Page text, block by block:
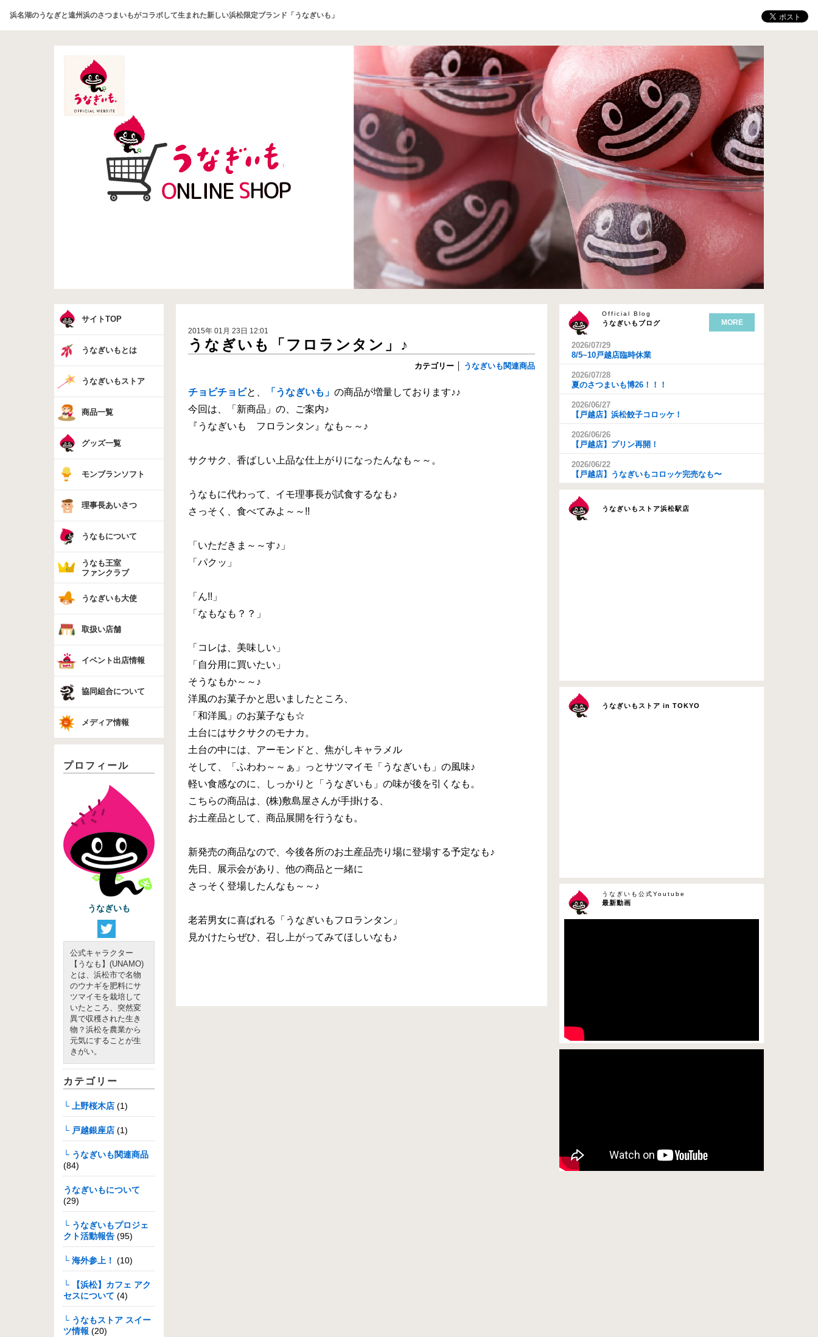
浜名湖のうなぎと遠州浜のさつまいもがコラボして生まれた新しい浜松限定ブランド「うなぎいも」
サイトTOP
うなぎいもとは
うなぎいもストア
商品一覧
グッズ一覧
モンブランソフト
理事長あいさつ
うなもについて
うなも王室
ファンクラブ
うなぎいも大使
取扱い店舗
イベント出店情報
協同組合について
メディア情報
プロフィール
うなぎいも
公式キャラクター
【うなも】(UNAMO)
とは、浜松市で名物
のウナギを肥料にサ
ツマイモを栽培して
いたところ、突然変
異で収穫された生き
物？浜松を農業から
元気にすることが生
きがい。
カテゴリー
└ 上野桜木店 (1)
└ 戸越銀座店 (1)
└ うなぎいも関連商品
(84)
うなぎいもについて
(29)
└ うなぎいもプロジェ
クト活動報告 (95)
└ 海外参上！ (10)
└ 【浜松】カフェ アク
セスについて (4)
└ うなもストア スイー
ツ情報 (20)
2015年 01月 23日 12:01
うなぎいも「フロランタン」♪
カテゴリー うなぎいも関連商品
チョビチョビと、 「うなぎいも」 の商品が増量しております♪♪
今回は、「新商品」の、ご案内♪
『うなぎいも フロランタン』なも～～♪
サクサク、香ばしい上品な仕上がりになったんなも～～。
うなもに代わって、イモ理事長が試食するなも♪
さっそく、食べてみよ～～!!
「いただきま～～す♪」
「パクッ」
「ん!!」
「なもなも？？」
「コレは、美味しい」
「自分用に買いたい」
そうなもか～～♪
洋風のお菓子かと思いましたところ、
「和洋風」のお菓子なも☆
土台にはサクサクのモナカ。
土台の中には、アーモンドと、焦がしキャラメル
そして、「ふわわ～～ぁ」っとサツマイモ「うなぎいも」の風味♪
軽い食感なのに、しっかりと「うなぎいも」の味が後を引くなも。
こちらの商品は、(株)敷島屋さんが手掛ける、
お土産品として、商品展開を行うなも。
新発売の商品なので、今後各所のお土産品売り場に登場する予定なも♪
先日、展示会があり、他の商品と一緒に
さっそく登場したんなも～～♪
老若男女に喜ばれる「うなぎいもフロランタン」
見かけたらぜひ、召し上がってみてほしいなも♪
うなぎいもブログ
Official Blog
MORE
2026/07/29
8/5~10戸越店臨時休業
2026/07/28
夏のさつまいも博26！！！
2026/06/27
【戸越店】浜松餃子コロッケ！
2026/06/26
【戸越店】プリン再開！
2026/06/22
【戸越店】うなぎいもコロッケ完売なも〜
うなぎいもストア浜松駅店
うなぎいもストア in TOKYO
最新動画
うなぎいも公式Youtube